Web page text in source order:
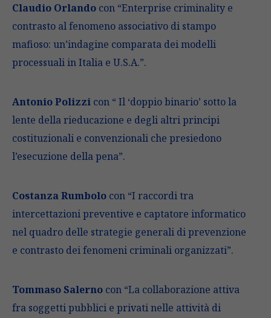
Claudio Orlando con “Enterprise criminality e
contrasto al fenomeno associativo di stampo
mafioso: un’indagine comparata dei modelli
processuali in Italia e U.S.A.”.
Antonio Polizzi con “ Il ‘doppio binario’ sotto la
lente della rieducazione e degli altri principi
costituzionali e convenzionali che presiedono
l’esecuzione della pena”.
Costanza Rumbolo con “I raccordi tra
intercettazioni preventive e captatore informatico
nel quadro delle strategie generali di prevenzione
e contrasto dei fenomeni criminali organizzati”.
Tommaso Salerno con “La collaborazione attiva
fra soggetti pubblici e privati nelle attività di